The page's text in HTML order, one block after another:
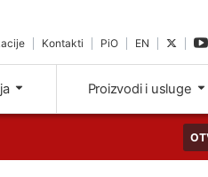
Kontakti PiO EN
Proizvodi i usluge